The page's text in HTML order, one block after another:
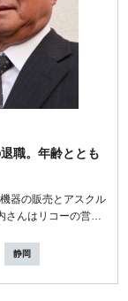
職。年齢ととも
器の販売とアスクル
さんはリコーの営業
静岡